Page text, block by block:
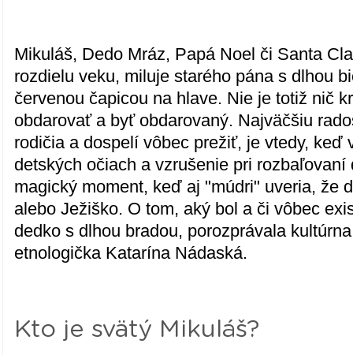
Mikuláš, Dedo Mráz, Papá Noel či Santa
rozdielu veku, miluje starého pána s dlhou
červenou čapicou na hlave. Nie je totiž nič
obdarovať a byť obdarovaný. Najväčšiu
rodičia a dospelí vôbec prežiť, je vtedy, keď
detských očiach a vzrušenie pri rozbaľovaní
magický moment, keď aj "múdri" uveria, že
alebo Ježiško. O tom, aký bol a či vôbec
dedko s dlhou bradou, porozprávala
etnologička Katarína Nádaská.
Kto je svätý Mikuláš?